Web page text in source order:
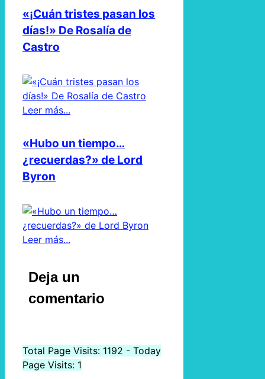
«¡Cuán tristes pasan los
días!» De Rosalía de
Castro
Leer más...
«Hubo un tiempo…
¿recuerdas?» de Lord
Byron
Leer más...
Deja un
comentario
Total Page Visits: 1192 - Today
Page Visits: 1